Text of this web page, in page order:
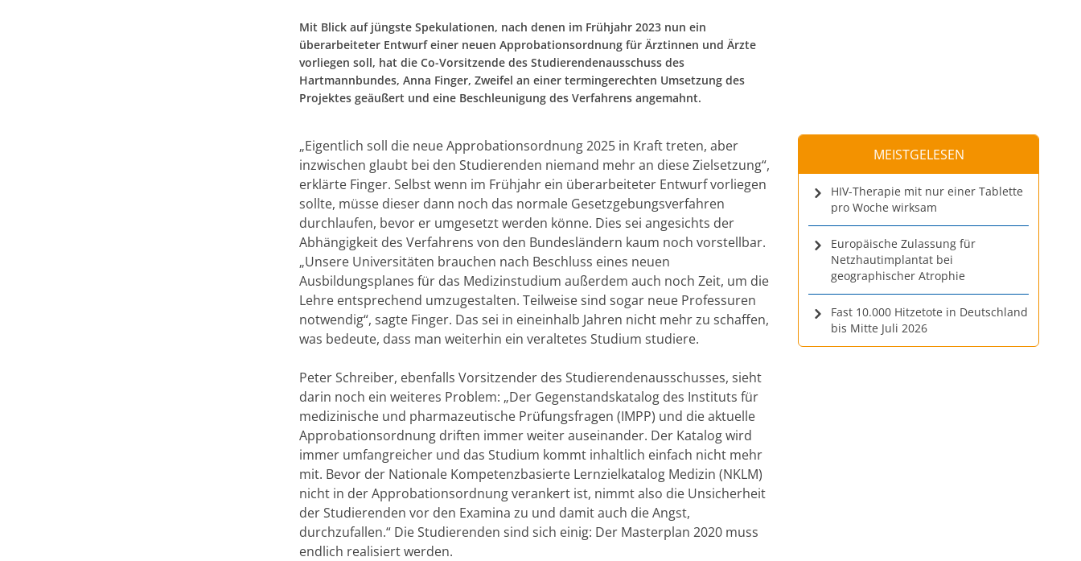
Mit Blick auf jüngste Spekulationen, nach denen im Frühjahr 2023 nun ein
überarbeiteter Entwurf einer neuen Approbationsordnung für Ärztinnen und Ärzte
vorliegen soll, hat die Co-Vorsitzende des Studierendenausschuss des
Hartmannbundes, Anna Finger, Zweifel an einer termingerechten Umsetzung des
Projektes geäußert und eine Beschleunigung des Verfahrens angemahnt.
„Eigentlich soll die neue Approbationsordnung 2025 in Kraft treten, aber
inzwischen glaubt bei den Studierenden niemand mehr an diese Zielsetzung“,
erklärte Finger. Selbst wenn im Frühjahr ein überarbeiteter Entwurf vorliegen
sollte, müsse dieser dann noch das normale Gesetzgebungsverfahren
durchlaufen, bevor er umgesetzt werden könne. Dies sei angesichts der
Abhängigkeit des Verfahrens von den Bundesländern kaum noch vorstellbar.
„Unsere Universitäten brauchen nach Beschluss eines neuen
Ausbildungsplanes für das Medizinstudium außerdem auch noch Zeit, um die
Lehre entsprechend umzugestalten. Teilweise sind sogar neue Professuren
notwendig“, sagte Finger. Das sei in eineinhalb Jahren nicht mehr zu schaffen,
was bedeute, dass man weiterhin ein veraltetes Studium studiere.
Peter Schreiber, ebenfalls Vorsitzender des Studierendenausschusses, sieht
darin noch ein weiteres Problem: „Der Gegenstandskatalog des Instituts für
medizinische und pharmazeutische Prüfungsfragen (IMPP) und die aktuelle
Approbationsordnung driften immer weiter auseinander. Der Katalog wird
immer umfangreicher und das Studium kommt inhaltlich einfach nicht mehr
mit. Bevor der Nationale Kompetenzbasierte Lernzielkatalog Medizin (NKLM)
nicht in der Approbationsordnung verankert ist, nimmt also die Unsicherheit
der Studierenden vor den Examina zu und damit auch die Angst,
durchzufallen.“ Die Studierenden sind sich einig: Der Masterplan 2020 muss
endlich realisiert werden.
MEISTGELESEN
HIV-Therapie mit nur einer Tablette
pro Woche wirksam
Europäische Zulassung für
Netzhautimplantat bei
geographischer Atrophie
Fast 10.000 Hitzetote in Deutschland
bis Mitte Juli 2026